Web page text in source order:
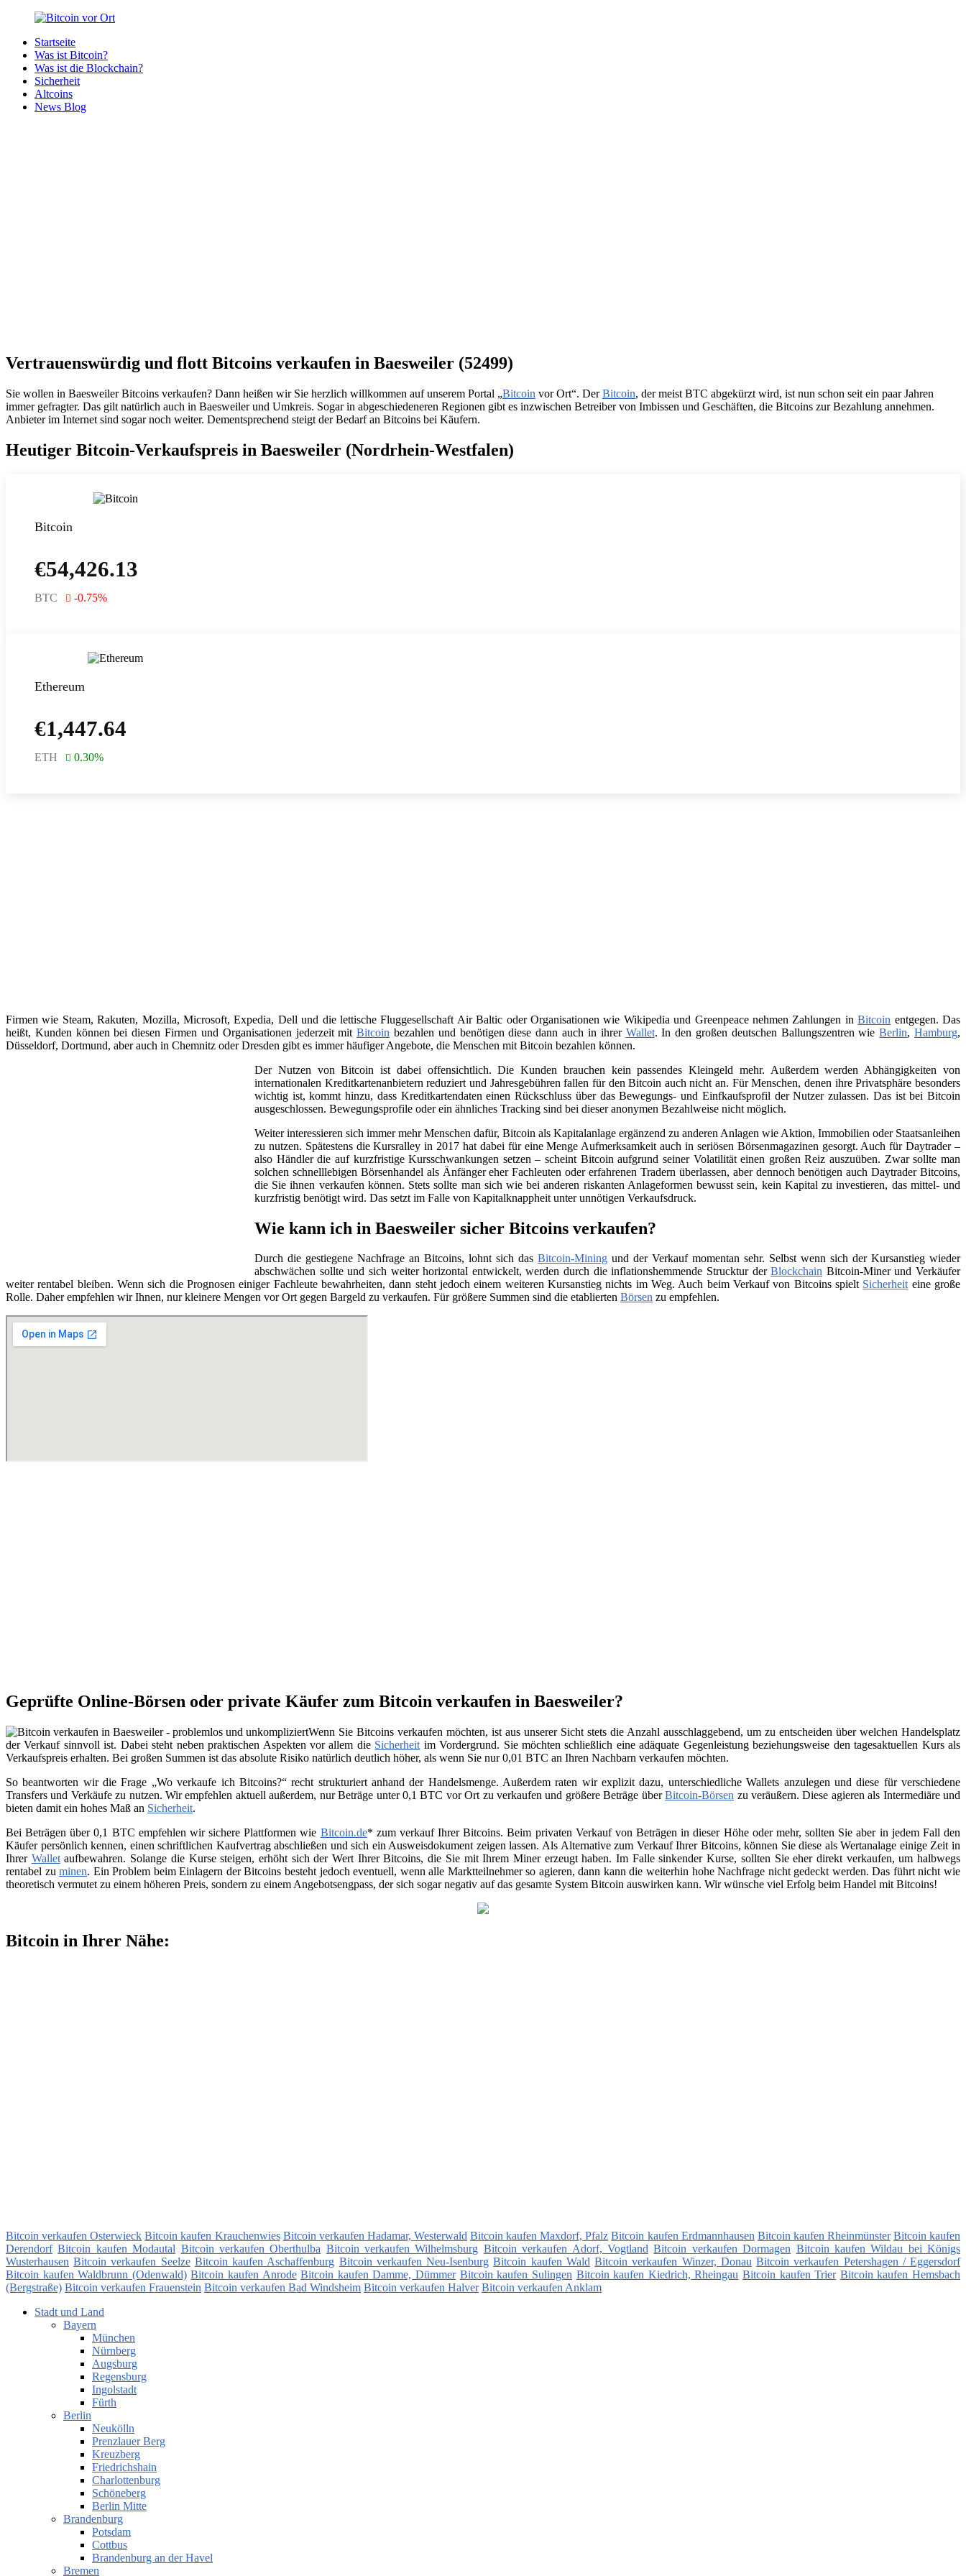
Zurück
Inhalt
Bitcoin
Bitcoins
deiner
Region
Startseite
Was ist Bitcoin?
Was ist die Blockchain?
Sicherheit
Altcoins
News Blog
Vertrauenswürdig und flott Bitcoins verkaufen in Baesweiler (52499)
Sie wollen in Baesweiler Bitcoins verkaufen? Dann heißen wir Sie herzlich willkommen auf unserem Portal „Bitcoin vor Ort“. DerBitcoin, der meist BTC abgekürzt wird, ist nun schon seit ein paar Jahren
immer gefragter. Das gilt natürlich auch in Baesweiler und Umkreis. Sogar in abgeschiedeneren Regionen gibt es inzwischen Betreiber von Imbissen und Geschäften, die Bitcoins zur Bezahlung annehmen.
Anbieter im Internet sind sogar noch weiter. Dementsprechend steigt der Bedarf an Bitcoins bei Käufern.
Heutiger Bitcoin-Verkaufspreis in Baesweiler (Nordrhein-Westfalen)
Bitcoin
€54,426.13
BTC -0.75%
Ethereum
€1,447.64
ETH 0.30%
Firmen wie Steam, Rakuten, Mozilla, Microsoft, Expedia, Dell und die lettische Fluggesellschaft Air Baltic oder Organisationen wie Wikipedia und Greenpeace nehmen Zahlungen inBitcoin entgegen. Das
heißt, Kunden können bei diesen Firmen und Organisationen jederzeit mitBitcoin bezahlen und benötigen diese dann auch in ihrer Wallet. In den großen deutschen Ballungszentren wieBerlin,Hamburg,
Düsseldorf, Dortmund, aber auch in Chemnitz oder Dresden gibt es immer häufiger Angebote, die Menschen mit Bitcoin bezahlen können.
Der Nutzen von Bitcoin ist dabei offensichtlich. Die Kunden brauchen kein passendes Kleingeld mehr. Außerdem werden Abhängigkeiten von
internationalen Kreditkartenanbietern reduziert und Jahresgebühren fallen für den Bitcoin auch nicht an. Für Menschen, denen ihre Privatsphäre besonders
wichtig ist, kommt hinzu, dass Kreditkartendaten einen Rückschluss über das Bewegungs- und Einfkaufsprofil der Nutzer zulassen. Das ist bei Bitcoin
ausgeschlossen. Bewegungsprofile oder ein ähnliches Tracking sind bei dieser anonymen Bezahlweise nicht möglich.
Weiter interessieren sich immer mehr Menschen dafür, Bitcoin als Kapitalanlage ergänzend zu anderen Anlagen wie Aktion, Immobilien oder Staatsanleihen
zu nutzen. Spätestens die Kursralley in 2017 hat dabei für eine Menge Aufmerksamkeit auch in seriösen Börsenmagazinen gesorgt. Auch für Daytrader –
also Händler die auf kurzfristige Kursschwankungen setzen – scheint Bitcoin aufgrund seiner Volatilität einen großen Reiz auszuüben. Zwar sollte man
solchen schnelllebigen Börsenhandel als Änfänger eher Fachleuten oder erfahrenen Tradern überlassen, aber dennoch benötigen auch Daytrader Bitcoins,
die Sie ihnen verkaufen können. Stets sollte man sich wie bei anderen riskanten Anlageformen bewusst sein, kein Kapital zu investieren, das mittel- und
kurzfristig benötigt wird. Das setzt im Falle von Kapitalknappheit unter unnötigen Verkaufsdruck.
Wie kann ich in Baesweiler sicher Bitcoins verkaufen?
Durch die gestiegene Nachfrage an Bitcoins, lohnt sich das Bitcoin-Mining und der Verkauf momentan sehr. Selbst wenn sich der Kursanstieg wieder
abschwächen sollte und sich weiter horizontal entwickelt, werden durch die inflationshemmende Strucktur derBlockchain Bitcoin-Miner und Verkäufer
weiter rentabel bleiben. Wenn sich die Prognosen einiger Fachleute bewahrheiten, dann steht jedoch einem weiteren Kursanstieg nichts im Weg. Auch beim Verkauf von Bitcoins spielt Sicherheiteine große
Rolle. Daher empfehlen wir Ihnen, nur kleinere Mengen vor Ort gegen Bargeld zu verkaufen. Für größere Summen sind die etablierten Börsen zu empfehlen.
Geprüfte Online-Börsen oder private Käufer zum Bitcoin verkaufen in Baesweiler?
Wenn Sie Bitcoins verkaufen möchten, ist aus unserer Sicht stets die Anzahl ausschlaggebend, um zu entscheiden über welchen Handelsplatz
der Verkauf sinnvoll ist. Dabei steht neben praktischen Aspekten vor allem die Sicherheit im Vordergrund. Sie möchten schließlich eine adäquate Gegenleistung beziehungsweise den tagesaktuellen Kurs als
Verkaufspreis erhalten. Bei großen Summen ist das absolute Risiko natürlich deutlich höher, als wenn Sie nur 0,01 BTC an Ihren Nachbarn verkaufen möchten.
So beantworten wir die Frage „Wo verkaufe ich Bitcoins?“ recht strukturiert anhand der Handelsmenge. Außerdem raten wir explizit dazu, unterschiedliche Wallets anzulegen und diese für verschiedene
Transfers und Verkäufe zu nutzen. Wir empfehlen aktuell außerdem, nur Beträge unter 0,1 BTC vor Ort zu verkaufen und größere Beträge überBitcoin-Börsen zu veräußern. Diese agieren als Intermediäre und
bieten damit ein hohes Maß an Sicherheit.
Bei Beträgen über 0,1 BTC empfehlen wir sichere Plattformen wie Bitcoin.de* zum verkauf Ihrer Bitcoins. Beim privaten Verkauf von Beträgen in dieser Höhe oder mehr, sollten Sie aber in jedem Fall den
Käufer persönlich kennen, einen schriftlichen Kaufvertrag abschließen und sich ein Ausweisdokument zeigen lassen. Als Alternative zum Verkauf Ihrer Bitcoins, können Sie diese als Wertanalage einige Zeit in
Ihrer Walletaufbewahren. Solange die Kurse steigen, erhöht sich der Wert Ihrer Bitcoins, die Sie mit Ihrem Miner erzeugt haben. Im Falle sinkender Kurse, sollten Sie eher direkt verkaufen, um halbwegs
rentabel zuminen. Ein Problem beim Einlagern der Bitcoins besteht jedoch eventuell, wenn alle Marktteilnehmer so agieren, dann kann die weiterhin hohe Nachfrage nicht gedeckt werden. Das führt nicht wie
theoretisch vermutet zu einem höheren Preis, sondern zu einem Angebotsengpass, der sich sogar negativ auf das gesamte System Bitcoin auswirken kann. Wir wünsche viel Erfolg beim Handel mit Bitcoins!
Bitcoin in Ihrer Nähe:
Bitcoin verkaufen Osterwieck Bitcoin kaufen Krauchenwies Bitcoin verkaufen Hadamar, Westerwald Bitcoin kaufen Maxdorf, Pfalz Bitcoin kaufen Erdmannhausen Bitcoin kaufen Rheinmünster Bitcoin kaufen
Derendorf Bitcoin kaufen Modautal Bitcoin verkaufen Oberthulba Bitcoin verkaufen Wilhelmsburg Bitcoin verkaufen Adorf, Vogtland Bitcoin verkaufen Dormagen Bitcoin kaufen Wildau bei Königs
Wusterhausen Bitcoin verkaufen Seelze Bitcoin kaufen Aschaffenburg Bitcoin verkaufen Neu-Isenburg Bitcoin kaufen Wald Bitcoin verkaufen Winzer, Donau Bitcoin verkaufen Petershagen / Eggersdorf
Bitcoin kaufen Waldbrunn (Odenwald) Bitcoin kaufen Anrode Bitcoin kaufen Damme, Dümmer Bitcoin kaufen Sulingen Bitcoin kaufen Kiedrich, Rheingau Bitcoin kaufen Trier Bitcoin kaufen Hemsbach
(Bergstraße) Bitcoin verkaufen Frauenstein Bitcoin verkaufen Bad Windsheim Bitcoin verkaufen Halver Bitcoin verkaufen Anklam
Stadt und Land
Bayern
München
Nürnberg
Augsburg
Regensburg
Ingolstadt
Fürth
Berlin
Neukölln
Prenzlauer Berg
Kreuzberg
Friedrichshain
Charlottenburg
Schöneberg
Berlin Mitte
Brandenburg
Potsdam
Cottbus
Brandenburg an der Havel
Bremen